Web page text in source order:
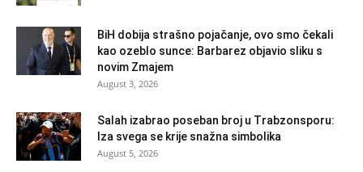
BiH dobija strašno pojačanje, ovo smo čekali
kao ozeblo sunce: Barbarez objavio sliku s
novim Zmajem
August 3, 2026
Salah izabrao poseban broj u Trabzonsporu:
Iza svega se krije snažna simbolika
August 5, 2026